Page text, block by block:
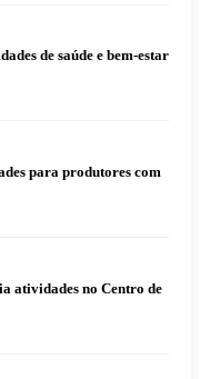
de saúde e bem-estar
para produtores com
atividades no Centro de